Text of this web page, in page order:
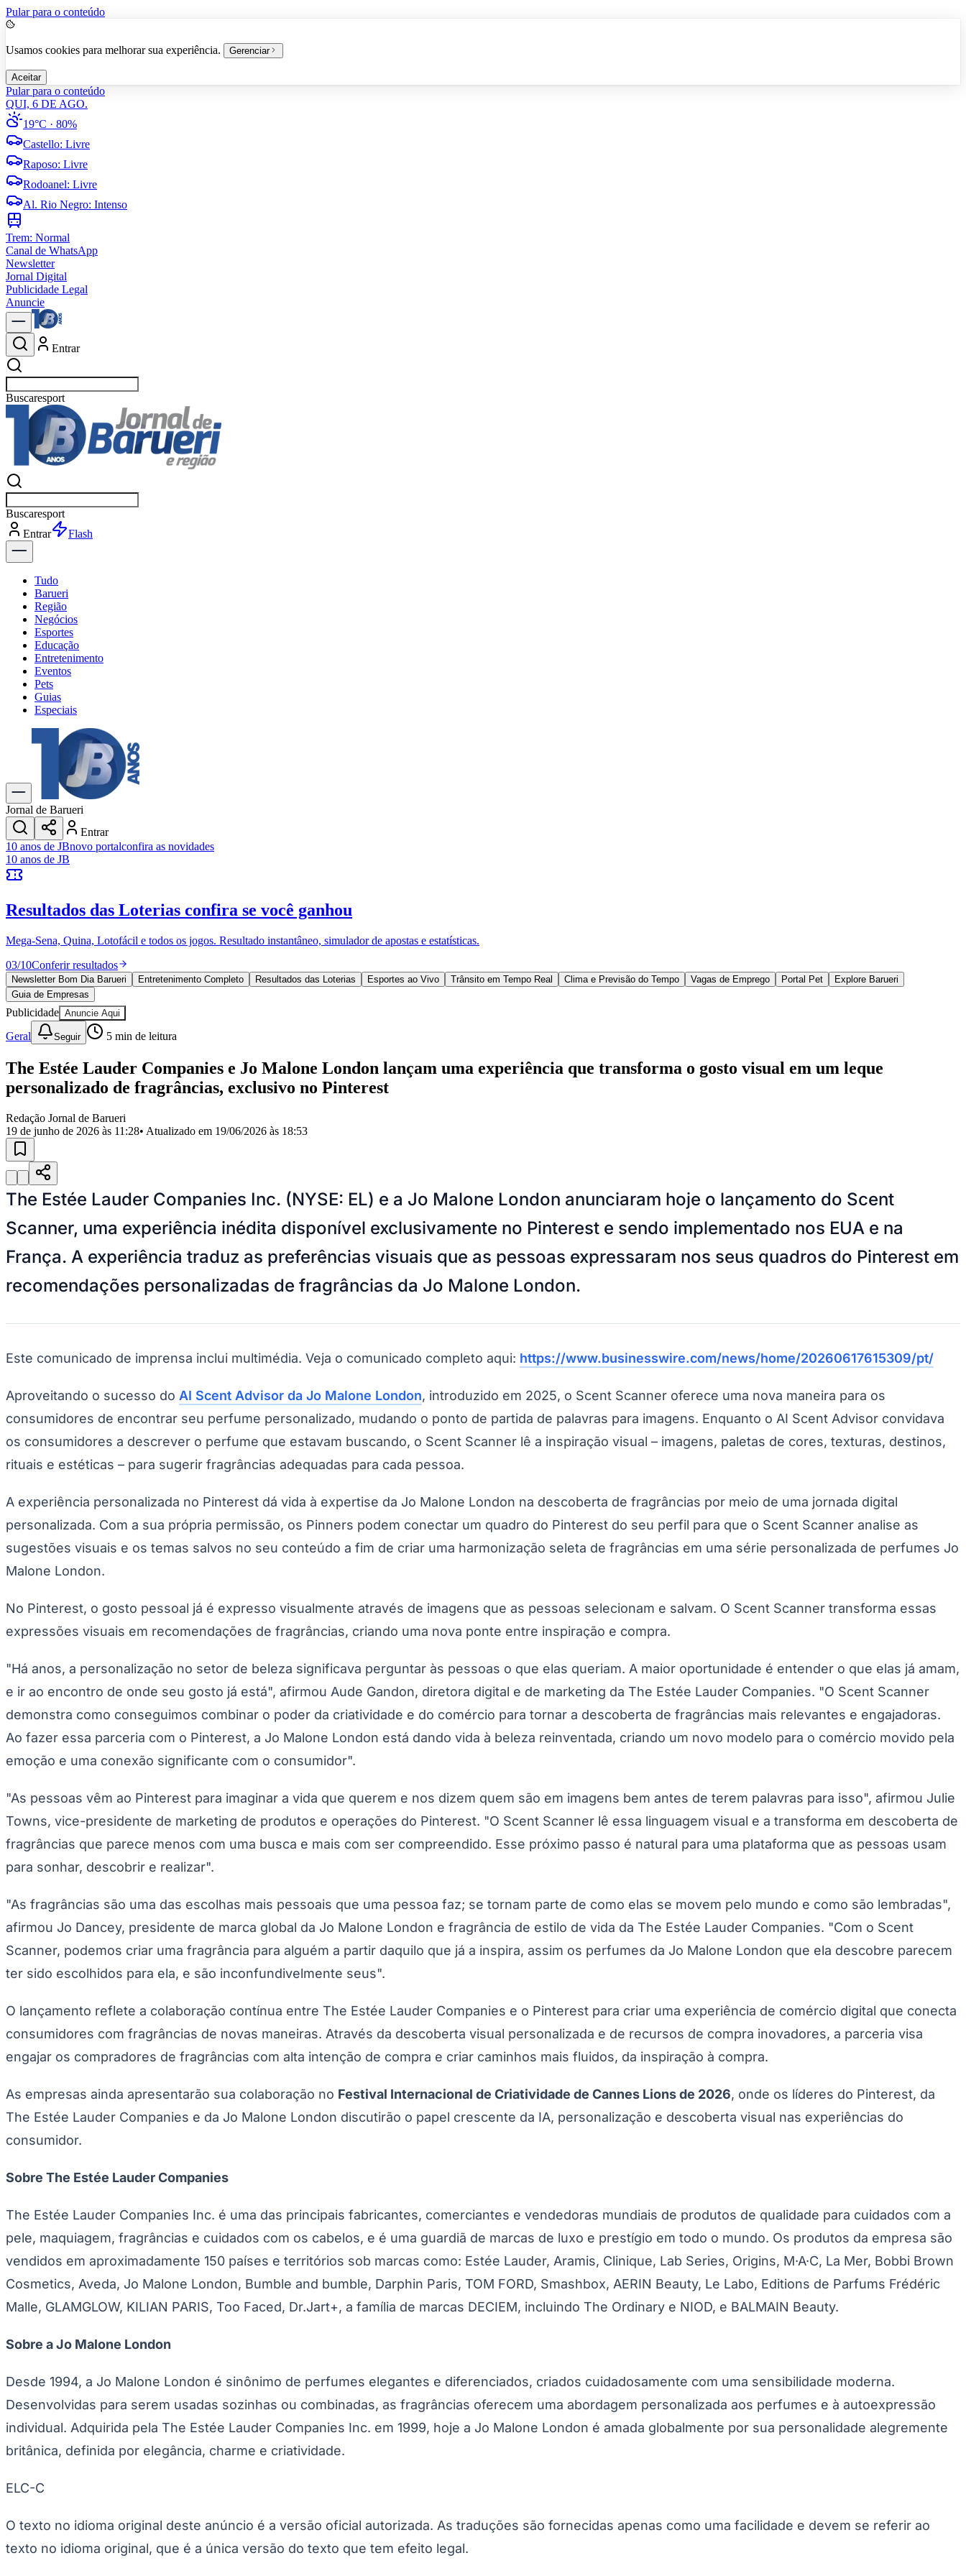
Pular para o conteúdo
Usamos cookies para melhorar sua experiência. Gerenciar
Aceitar
Pular para o conteúdo
QUI, 6 DE AGO.
19°C · 80%
Castello: Livre
Raposo: Livre
Rodoanel: Livre
Al. Rio Negro: Intenso
Trem: Normal
Canal de WhatsApp
Newsletter
Jornal Digital
Publicidade Legal
Anuncie
Entrar
Buscaresportes
Buscaresportes
Entrar
Flash
Tudo
Barueri
Região
Negócios
Esportes
Educação
Entretenimento
Eventos
Pets
Guias
Especiais
Explore Tudo
Últimas Notícias
Previsão do Tempo
Trânsito e Rotas
Dia a Dia & Lazer
Transportes
Gastronomia
Cinema & Shows
JogosNovo
Anuncie no Portal
Cadastrar Empresa
Divulgar Vagas Novo
Publicidade Legal
Política
Eleições
Esportes
Saúde
Segurança
Cultura
Obras
Educação
Bairros de Barueri
Selecione sua regiãoPara notícias da sua região
Aldeia Aldeia da Serra
Militar
Itapevi
Cristina Jardim Maria HelenaJardim MutingaJardim ParaísoJardim PaulistaJardim ReginaliceJardim São Luís Jardim São PedroJardim São SilvestreJardim SilveiraJardim TupãJardim TupanciMutinga
AldeinhaOsascoParque dos CamargosParque Imperial Parque Santa LuziaParque VianaPirapora do Bom JesusRecanto PhrynéaSantana de ParnaíbaSilveiraTamboréVale do SolVila BarrosVila Boa Vista
Conde
Vila Márcia Vila Nossa Sra. da Escada Vila Porto
Votupoca
Para Sua Empresa
Anuncie no Portal
Guia de Empresas
Divulgar VagasNovo
Publicidade Legal
Negócios Regionais
Hospitais Estaduais
Cidades da Região
CarapicuíbaJandiraItapeviCotiaPirapora do Bom JesusAraçariguama
Para Sua Empresa
Anuncie Regional
Guia de Empresas
Vagas na RegiãoNovo
Hub de Negócios
Guia Comercial
Selo Verificado
Agenda de Vestibulares
Concursos
Panorama Econômico
Anuncie no Portal
Verificar Empresa
Anunciar Vagas Novo
Publicidade Legal
NBA
Fórmula 1
MLB
Atletismo
Vôlei
NBB
Competições de Futebol
Brasileirão Série A
Brasileirão Série B
Paulistão
Libertadores
Sul-Americana
Copa América
Premier League
La Liga
Bundesliga
Mundial 2026
Times - Ir direto
Corinthians Palmeiras
Jornal de Barueri
Entrar
10 anos de JBnovo portalconfira as novidades
10 anos de JB
Resultados das Loterias confira se você ganhou
Mega-Sena, Quina, Lotofácil e todos os jogos. Resultado instantâneo, simulador de apostas e estatísticas.
03/10Conferir resultados
Newsletter Bom Dia Barueri Entretenimento Completo Resultados das Loterias Esportes ao Vivo Trânsito em Tempo Real Clima e Previsão do Tempo Vagas de Emprego Portal Pet
Explore Barueri
Guia de Empresas
Publicidade Anuncie Aqui
Geral Seguir 5 min de leitura
The Estée Lauder Companies e Jo Malone London lançam uma experiência que transforma o gosto visual em um leque
personalizado de fragrâncias, exclusivo no Pinterest
Redação Jornal de Barueri
19 de junho de 2026 às 11:28• Atualizado em 19/06/2026 às 18:53
The Estée Lauder Companies Inc. (NYSE: EL) e a Jo Malone London anunciaram hoje o lançamento do Scent
Scanner, uma experiência inédita disponível exclusivamente no Pinterest e sendo implementado nos EUA e na
França. A experiência traduz as preferências visuais que as pessoas expressaram nos seus quadros do Pinterest em
recomendações personalizadas de fragrâncias da Jo Malone London.
Este comunicado de imprensa inclui multimédia. Veja o comunicado completo aqui: https://www.businesswire.com/news/home/20260617615309/pt/
Aproveitando o sucesso do AI Scent Advisor da Jo Malone London, introduzido em 2025, o Scent Scanner oferece uma nova maneira para os
consumidores de encontrar seu perfume personalizado, mudando o ponto de partida de palavras para imagens. Enquanto o AI Scent Advisor convidava
os consumidores a descrever o perfume que estavam buscando, o Scent Scanner lê a inspiração visual – imagens, paletas de cores, texturas, destinos,
rituais e estéticas – para sugerir fragrâncias adequadas para cada pessoa.
A experiência personalizada no Pinterest dá vida à expertise da Jo Malone London na descoberta de fragrâncias por meio de uma jornada digital
personalizada. Com a sua própria permissão, os Pinners podem conectar um quadro do Pinterest do seu perfil para que o Scent Scanner analise as
sugestões visuais e os temas salvos no seu conteúdo a fim de criar uma harmonização seleta de fragrâncias em uma série personalizada de perfumes Jo
Malone London.
No Pinterest, o gosto pessoal já é expresso visualmente através de imagens que as pessoas selecionam e salvam. O Scent Scanner transforma essas
expressões visuais em recomendações de fragrâncias, criando uma nova ponte entre inspiração e compra.
"Há anos, a personalização no setor de beleza significava perguntar às pessoas o que elas queriam. A maior oportunidade é entender o que elas já amam,
e ir ao encontro de onde seu gosto já está", afirmou Aude Gandon, diretora digital e de marketing da The Estée Lauder Companies. "O Scent Scanner
demonstra como conseguimos combinar o poder da criatividade e do comércio para tornar a descoberta de fragrâncias mais relevantes e engajadoras.
Ao fazer essa parceria com o Pinterest, a Jo Malone London está dando vida à beleza reinventada, criando um novo modelo para o comércio movido pela
emoção e uma conexão significante com o consumidor".
"As pessoas vêm ao Pinterest para imaginar a vida que querem e nos dizem quem são em imagens bem antes de terem palavras para isso", afirmou Julie
Towns, vice-presidente de marketing de produtos e operações do Pinterest. "O Scent Scanner lê essa linguagem visual e a transforma em descoberta de
fragrâncias que parece menos com uma busca e mais com ser compreendido. Esse próximo passo é natural para uma plataforma que as pessoas usam
para sonhar, descobrir e realizar".
"As fragrâncias são uma das escolhas mais pessoais que uma pessoa faz; se tornam parte de como elas se movem pelo mundo e como são lembradas",
afirmou Jo Dancey, presidente de marca global da Jo Malone London e fragrância de estilo de vida da The Estée Lauder Companies. "Com o Scent
Scanner, podemos criar uma fragrância para alguém a partir daquilo que já a inspira, assim os perfumes da Jo Malone London que ela descobre parecem
ter sido escolhidos para ela, e são inconfundivelmente seus".
O lançamento reflete a colaboração contínua entre The Estée Lauder Companies e o Pinterest para criar uma experiência de comércio digital que conecta
consumidores com fragrâncias de novas maneiras. Através da descoberta visual personalizada e de recursos de compra inovadores, a parceria visa
engajar os compradores de fragrâncias com alta intenção de compra e criar caminhos mais fluidos, da inspiração à compra.
As empresas ainda apresentarão sua colaboração no Festival Internacional de Criatividade de Cannes Lions de 2026, onde os líderes do Pinterest, da
The Estée Lauder Companies e da Jo Malone London discutirão o papel crescente da IA, personalização e descoberta visual nas experiências do
consumidor.
Sobre The Estée Lauder Companies
The Estée Lauder Companies Inc. é uma das principais fabricantes, comerciantes e vendedoras mundiais de produtos de qualidade para cuidados com a
pele, maquiagem, fragrâncias e cuidados com os cabelos, e é uma guardiã de marcas de luxo e prestígio em todo o mundo. Os produtos da empresa são
vendidos em aproximadamente 150 países e territórios sob marcas como: Estée Lauder, Aramis, Clinique, Lab Series, Origins, M·A·C, La Mer, Bobbi Brown
Cosmetics, Aveda, Jo Malone London, Bumble and bumble, Darphin Paris, TOM FORD, Smashbox, AERIN Beauty, Le Labo, Editions de Parfums Frédéric
Malle, GLAMGLOW, KILIAN PARIS, Too Faced, Dr.Jart+, a família de marcas DECIEM, incluindo The Ordinary e NIOD, e BALMAIN Beauty.
Sobre a Jo Malone London
Desde 1994, a Jo Malone London é sinônimo de perfumes elegantes e diferenciados, criados cuidadosamente com uma sensibilidade moderna.
Desenvolvidas para serem usadas sozinhas ou combinadas, as fragrâncias oferecem uma abordagem personalizada aos perfumes e à autoexpressão
individual. Adquirida pela The Estée Lauder Companies Inc. em 1999, hoje a Jo Malone London é amada globalmente por sua personalidade alegremente
britânica, definida por elegância, charme e criatividade.
ELC-C
O texto no idioma original deste anúncio é a versão oficial autorizada. As traduções são fornecidas apenas como uma facilidade e devem se referir ao
texto no idioma original, que é a única versão do texto que tem efeito legal.